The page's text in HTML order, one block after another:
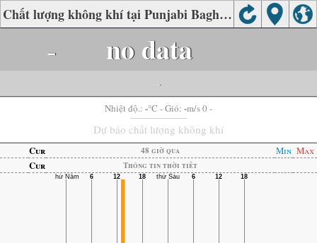
Chất lượng không khí tại Punjabi Bagh, Delhi
- no data
-
Nhiệt độ.: -°C - Gió: -m/s 0 -
Dự báo chất lượng không khí
Cur 48 giờ qua Min Max
Cur
Thông tin thời tiết